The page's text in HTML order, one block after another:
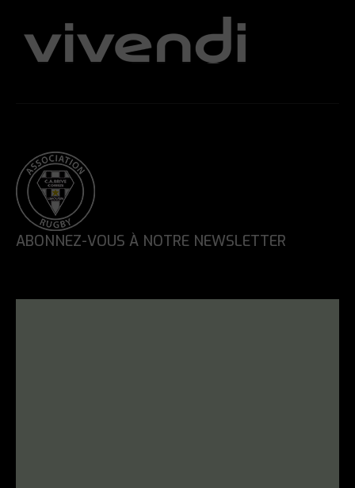
ABONNEZ-VOUS À NOTRE NEWSLETTER